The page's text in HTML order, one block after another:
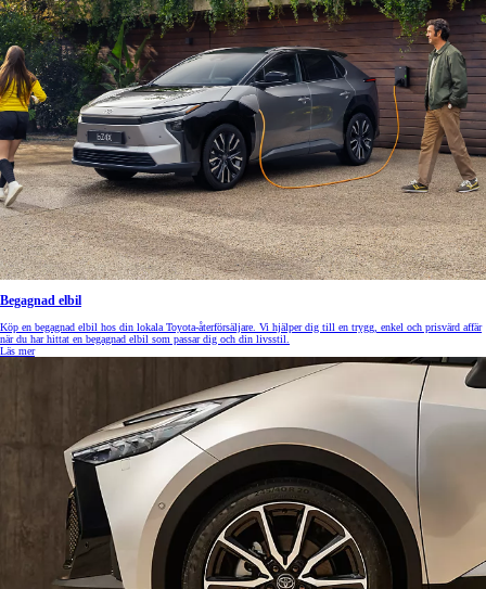
Begagnad elbil
Köp en begagnad elbil hos din lokala Toyota-återförsäljare. Vi hjälper dig till en trygg, enkel och prisvärd affär
när du har hittat en begagnad elbil som passar dig och din livsstil.
Läs mer